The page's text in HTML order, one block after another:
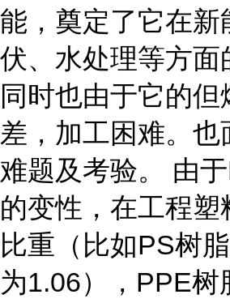
能，奠定了它在新
伏、水处理等方面
同时也由于它的但
差，加工困难。也
难题及考验。 由
的变性，在工程塑
比重（比如PS树
为1.06），PPE树